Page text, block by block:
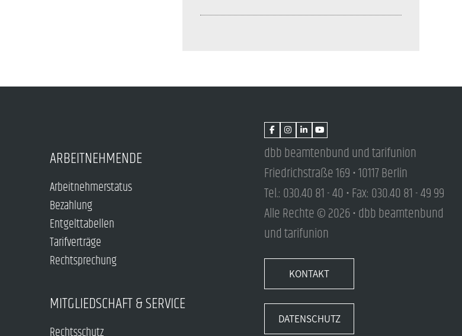
ARBEITNEHMENDE
Arbeitnehmerstatus
Bezahlung
Entgelttabellen
Tarifverträge
Rechtsprechung
MITGLIEDSCHAFT & SERVICE
dbb beamtenbund und tarifunion
Friedrichstraße 169 • 10117 Berlin
Tel.: 030.40 81 - 40 • Fax: 030.40 81 - 49 99
Alle Rechte © 2026 • dbb beamtenbund
und tarifunion
KONTAKT
DATENSCHUTZ